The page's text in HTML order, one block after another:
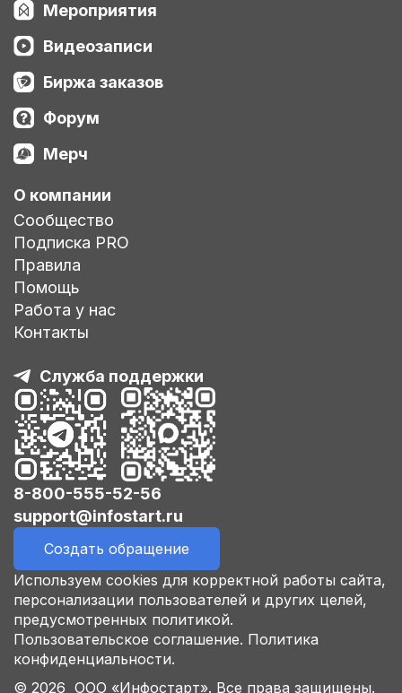
Мероприятия
Видеозаписи
Биржа заказов
Форум
Мерч
О компании
Сообщество
Подписка PRO
Правила
Помощь
Работа у нас
Контакты
Служба поддержки
8-800-555-52-56
support@infostart.ru
Создать обращение
Используем cookies для корректной работы сайта,
персонализации пользователей и других целей,
предусмотренных политикой.
Пользовательское соглашение. Политика
конфиденциальности.
© 2026 ООО «Инфостарт». Все права защищены.